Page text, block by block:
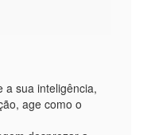
a sua inteligência,
age como o